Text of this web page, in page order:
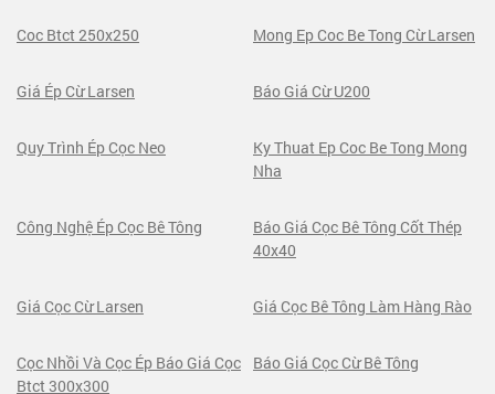
Coc Btct 250x250 Mong Ep Coc Be Tong Cừ Larsen
Giá Ép Cừ Larsen Báo Giá Cừ U200
Quy Trình Ép Cọc Neo
Ky Thuat Ep Coc Be Tong Mong
Nha
Công Nghệ Ép Cọc Bê Tông
Báo Giá Cọc Bê Tông Cốt Thép
40x40
Giá Cọc Cừ Larsen Giá Cọc Bê Tông Làm Hàng Rào
Cọc Nhồi Và Cọc Ép Báo Giá Cọc
Btct 300x300
Báo Giá Cọc Cừ Bê Tông